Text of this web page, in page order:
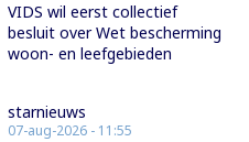
VIDS wil eerst collectief
besluit over Wet bescherming
woon- en leefgebieden
starnieuws
07-aug-2026 - 11:55